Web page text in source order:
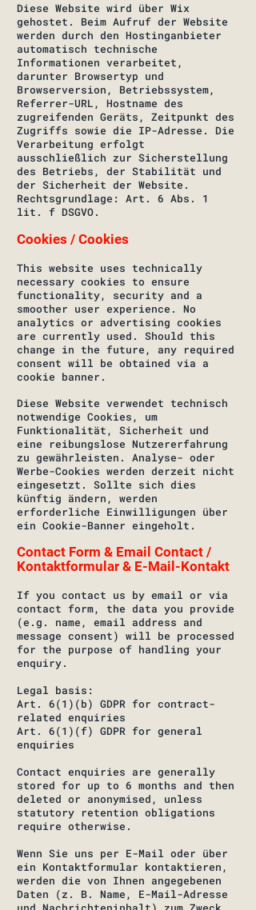
Diese Website wird über Wix
gehostet. Beim Aufruf der Website
werden durch den Hostinganbieter
automatisch technische
Informationen verarbeitet,
darunter Browsertyp und
Browserversion, Betriebssystem,
Referrer-URL, Hostname des
zugreifenden Geräts, Zeitpunkt des
Zugriffs sowie die IP-Adresse. Die
Verarbeitung erfolgt
ausschließlich zur Sicherstellung
des Betriebs, der Stabilität und
der Sicherheit der Website.
Rechtsgrundlage: Art. 6 Abs. 1
lit. f DSGVO.
Cookies / Cookies
This website uses technically
necessary cookies to ensure
functionality, security and a
smoother user experience. No
analytics or advertising cookies
are currently used. Should this
change in the future, any required
consent will be obtained via a
cookie banner.
Diese Website verwendet technisch
notwendige Cookies, um
Funktionalität, Sicherheit und
eine reibungslose Nutzererfahrung
zu gewährleisten. Analyse- oder
Werbe-Cookies werden derzeit nicht
eingesetzt. Sollte sich dies
künftig ändern, werden
erforderliche Einwilligungen über
ein Cookie-Banner eingeholt.
Contact Form & Email Contact /
Kontaktformular & E-Mail-Kontakt
If you contact us by email or via
contact form, the data you provide
(e.g. name, email address and
message consent) will be processed
for the purpose of handling your
enquiry.
Legal basis:
Art. 6(1)(b) GDPR for contract-
related enquiries
Art. 6(1)(f) GDPR for general
enquiries
Contact enquiries are generally
stored for up to 6 months and then
deleted or anonymised, unless
statutory retention obligations
require otherwise.
Wenn Sie uns per E-Mail oder über
ein Kontaktformular kontaktieren,
werden die von Ihnen angegebenen
Daten (z. B. Name, E-Mail-Adresse